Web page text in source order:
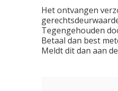
Het ontvangen
Tegengehouden
Betaal dan best
Meldt dit dan aan